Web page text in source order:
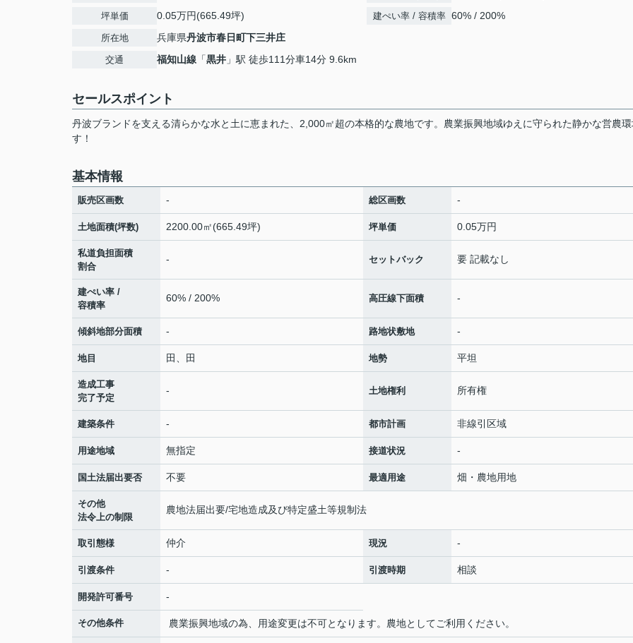
坪単価 0.05万円(665.49坪)
所在地 兵庫県丹波市春日町下三井庄
交通 福知山線 「黒井 」駅 徒歩111分車14分 9.6km
建ぺい率 / 容積率 60% / 200%
セールスポイント
丹波ブランドを支える清らかな水と土に恵まれた、2,000㎡超の本格的な農地です。農業振興地域ゆえに守られた静かな営農
す！
基本情報
販売区画数 - 総区画数 -
土地面積(坪数) 2200.00㎡(665.49坪) 坪単価 0.05万円
私道負担面積
割合
- セットバック 要 記載なし
建ぺい率 /
容積率
60% / 200% 高圧線下面積 -
傾斜地部分面積 - 路地状敷地 -
地目 田、田 地勢 平坦
造成工事
完了予定
- 土地権利 所有権
建築条件 - 都市計画 非線引区域
用途地域 無指定 接道状況 -
国土法届出要否 不要 最適用途 畑・農地用地
その他
法令上の制限
農地法届出要/宅地造成及び特定盛土等規制法
取引態様 仲介 現況 -
引渡条件 - 引渡時期 相談
開発許可番号 -
その他条件 農業振興地域の為、用途変更は不可となります。農地としてご利用ください。